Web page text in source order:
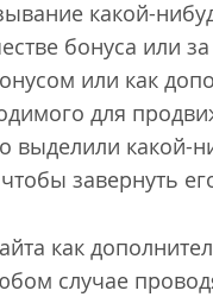
какой-
бонуса или
или как
для
выделили какой-
завернуть
как
случае